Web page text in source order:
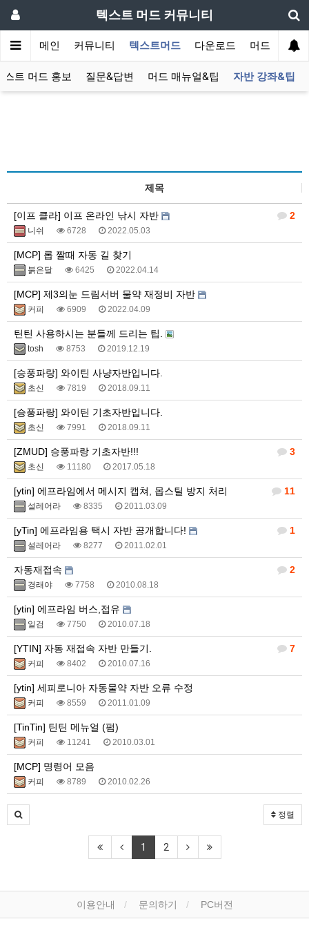
텍스트 머드 커뮤니티
메인 커뮤니티 텍스트머드 다운로드 머드 잡담
스트 머드 홍보 질문&답변 머드 매뉴얼&팁 자반 강좌&팁
제목
2
[이프 클라] 이프 온라인 낚시 자반
니쉬 6728 2022.05.03
[MCP] 롭 짤때 자동 길 찾기
붉은달 6425 2022.04.14
[MCP] 제3의눈 드림서버 물약 재정비 자반
커피 6909 2022.04.09
틴틴 사용하시는 분들께 드리는 팁.
tosh 8753 2019.12.19
[승풍파랑] 와이틴 사냥자반입니다.
초신 7819 2018.09.11
[승풍파랑] 와이틴 기초자반입니다.
초신 7991 2018.09.11
3
[ZMUD] 승풍파랑 기초자반!!!
초신 11180 2017.05.18
11
[ytin] 에프라임에서 메시지 캡쳐, 몹스틸 방지 처리
설레어라 8335 2011.03.09
1
[yTin] 에프라임용 택시 자반 공개합니다!
설레어라 8277 2011.02.01
2
자동재접속
경래야 7758 2010.08.18
[ytin] 에프라임 버스,접유
일검 7750 2010.07.18
7
[YTIN] 자동 재접속 자반 만들기.
커피 8402 2010.07.16
[ytin] 세피로니아 자동물약 자반 오류 수정
커피 8559 2011.01.09
[TinTin] 틴틴 메뉴얼 (펌)
커피 11241 2010.03.01
[MCP] 명령어 모음
커피 8789 2010.02.26
정렬
1 2
이용안내 문의하기 PC버전